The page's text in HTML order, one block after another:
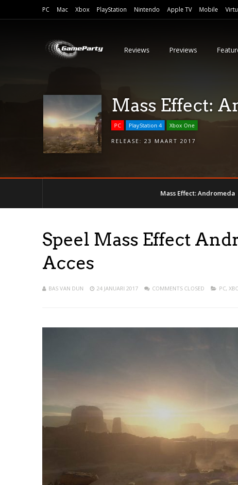
PC Mac Xbox PlayStation Nintendo Apple TV Mobile
Reviews Previews
Mass Effect:
PC PlayStation 4 Xbox One
RELEASE: 23 MAART 2017
Mass Effect: Andromeda
Speel Mass Effect
Acces
BAS VAN DUN 24 JANUARI 2017 COMMENTS CLOSED PC,